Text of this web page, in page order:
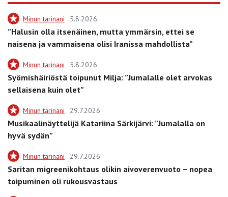
Minun tarinani 5.8.2026
”Halusin olla itsenäinen, mutta ymmärsin, ettei se
naisena ja vammaisena olisi Iranissa mahdollista”
Minun tarinani 5.8.2026
Syömishäiriöstä toipunut Milja: ”Jumalalle olet arvokas
sellaisena kuin olet”
Minun tarinani 29.7.2026
Musikaalinäyttelijä Katariina Särkijärvi: ”Jumalalla on
hyvä sydän”
Minun tarinani 29.7.2026
Saritan migreenikohtaus olikin aivoverenvuoto – nopea
toipuminen oli rukousvastaus